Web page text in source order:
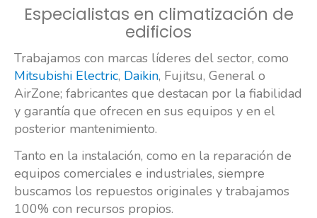
Especialistas en climatización de
edificios
Trabajamos con marcas líderes del sector, como
Mitsubishi Electric, Daikin, Fujitsu, General o
AirZone; fabricantes que destacan por la fiabilidad
y garantía que ofrecen en sus equipos y en el
posterior mantenimiento.
Tanto en la instalación, como en la reparación de
equipos comerciales e industriales, siempre
buscamos los repuestos originales y trabajamos
100% con recursos propios.